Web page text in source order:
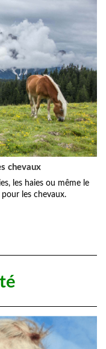
chevaux
les haies ou même le
les chevaux.